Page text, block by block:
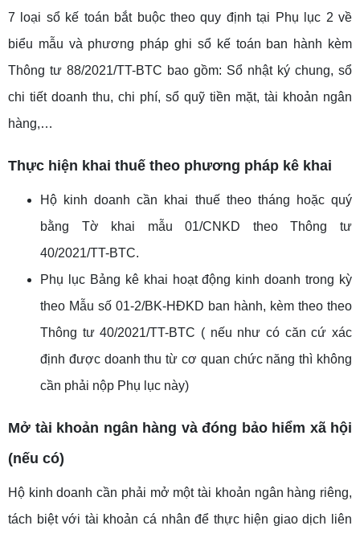
7 loại sổ kế toán bắt buộc theo quy định tại Phụ lục 2 về
biểu mẫu và phương pháp ghi sổ kế toán ban hành kèm
Thông tư 88/2021/TT-BTC bao gồm: Sổ nhật ký chung, sổ
chi tiết doanh thu, chi phí, sổ quỹ tiền mặt, tài khoản ngân
hàng,…
Thực hiện khai thuế theo phương pháp kê khai
Hộ kinh doanh cần khai thuế theo tháng hoặc quý
bằng Tờ khai mẫu 01/CNKD theo Thông tư
40/2021/TT-BTC.
Phụ lục Bảng kê khai hoạt động kinh doanh trong kỳ
theo Mẫu số 01-2/BK-HĐKD ban hành, kèm theo theo
Thông tư 40/2021/TT-BTC ( nếu như có căn cứ xác
định được doanh thu từ cơ quan chức năng thì không
cần phải nộp Phụ lục này)
Mở tài khoản ngân hàng và đóng bảo hiểm xã hội
(nếu có)
Hộ kinh doanh cần phải mở một tài khoản ngân hàng riêng,
tách biệt với tài khoản cá nhân để thực hiện giao dịch liên